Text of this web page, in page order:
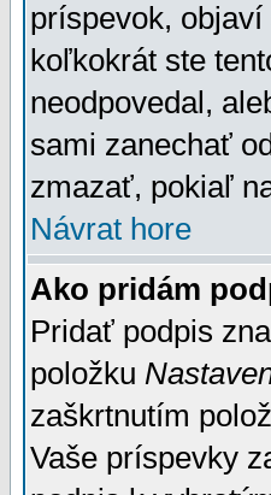
príspevok,
koľkokrát ste
neodpovedal,
sami zanechať
zmazať, pokiaľ
Návrat hore
Ako pridám
Pridať podpis
položku
zaškrtnutím
Vaše príspevky